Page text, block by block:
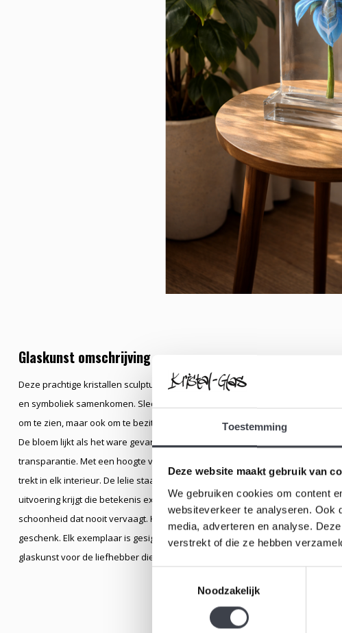
Toestemming
Deze website maakt gebruik van
We gebruiken cookies om content
websiteverkeer te analyseren. Ook
media, adverteren en analyse.
verstrekt of die ze hebben
Noodzakelijk
Glaskunst omschrijving
Deze prachtige kristallen sculptuur, ontworpen door Mats Jonasson, is een
en symboliek samenkomen. Slechts 49 exemplaren zijn wereldwijd
om te zien, maar ook om te bezitten. In het zuivere, heldere kristal ontvouwt
De bloem lijkt als het ware gevangen in het glas, waarbij elke lijn en nuance
transparantie. Met een hoogte van ruim 35 cm heeft het object een krachtige,
trekt in elk interieur. De lelie staat van oudsher symbool voor puurheid,
uitvoering krijgt die betekenis extra diepte: de bloem is beschermd en
schoonheid dat nooit vervaagt. Het maakt dit object niet alleen een visueel
geschenk. Elk exemplaar is gesigneerd, wat de authenticiteit en exclusiviteit
glaskunst voor de liefhebber die waarde hecht aan design, symboliek en